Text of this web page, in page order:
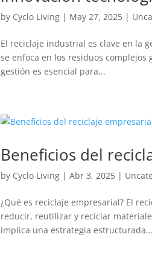
by Cyclo Living | May 27, 2025 |
El reciclaje industrial es clave en la
se enfoca en los residuos
gestión es esencial para...
Beneficios del
by Cyclo Living |Abr 3, 2025 |
¿Qué es reciclaje empresarial? El
reducir, reutilizar y reciclar
implica una estrategia estructurada...